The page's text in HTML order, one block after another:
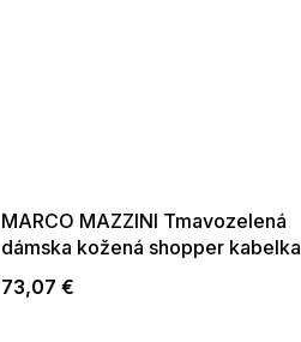
MARCO MAZZINI Tmavozelená
dámska kožená shopper kabelka
73,07 €